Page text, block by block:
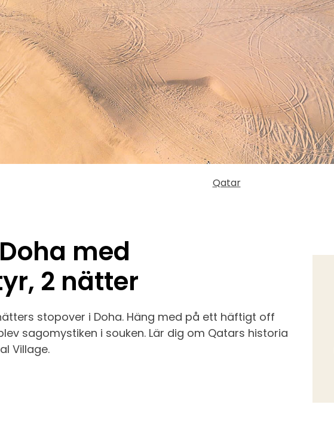
Qatar
med
2 nätter
stopover i Doha. Häng med på ett häftigt off
sagomystiken i souken. Lär dig om Qatars historia
Village.